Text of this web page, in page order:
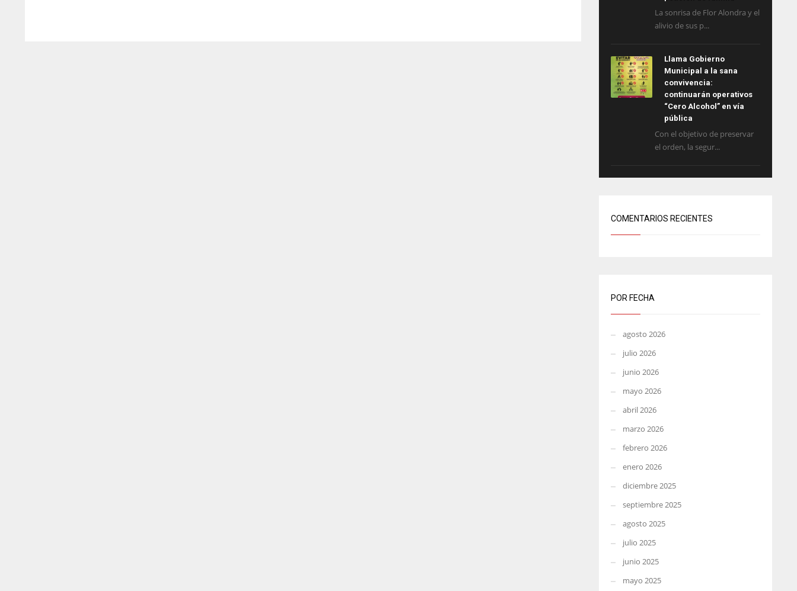
La sonrisa de Flor Alondra y el
alivio de sus p...
Llama Gobierno
Municipal a la sana
convivencia:
continuarán operativos
“Cero Alcohol” en vía
pública
Con el objetivo de preservar
el orden, la segur...
COMENTARIOS RECIENTES
POR FECHA
agosto 2026
julio 2026
junio 2026
mayo 2026
abril 2026
marzo 2026
febrero 2026
enero 2026
diciembre 2025
septiembre 2025
agosto 2025
julio 2025
junio 2025
mayo 2025